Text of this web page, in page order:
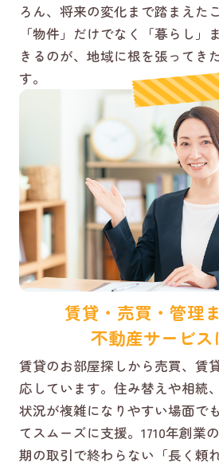
ろん、将来の変化まで踏まえた
「物件」だけでなく「暮らし」
きるのが、地域に根を張ってき
す。
賃貸・売買・管理
不動産サービス
賃貸のお部屋探しから売買、賃
応しています。住み替えや相続
状況が複雑になりやすい場面で
てスムーズに支援。1710年創業
期の取引で終わらない「長く頼